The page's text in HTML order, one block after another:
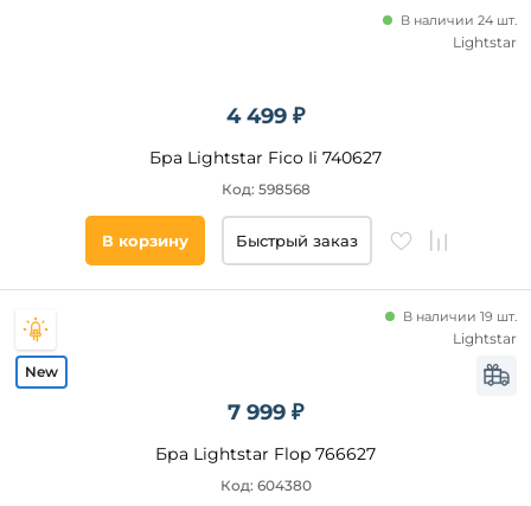
4 499 ₽
Бра Lightstar Fico Ii 740627
В наличии 24 шт.
Код: 598568
Lightstar
В корзину Быстрый заказ
7 999 ₽
Бра Lightstar Flop 766627
В наличии 19 шт.
Код: 604380
Lightstar